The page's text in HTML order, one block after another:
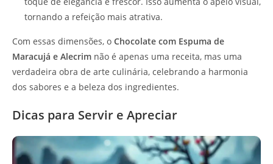
tornando a refeição mais atrativa.
Com essas dimensões, o Chocolate com Espuma de
Maracujá e Alecrim não é apenas uma receita, mas uma
verdadeira obra de arte culinária, celebrando a harmonia
dos sabores e a beleza dos ingredientes.
Dicas para Servir e Apreciar